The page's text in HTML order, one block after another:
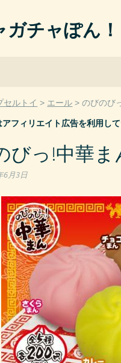
ガチャぽん！
セルトイ エール のびのび
フィリエイト広告を利用し
びっ!中華ま
6月3日